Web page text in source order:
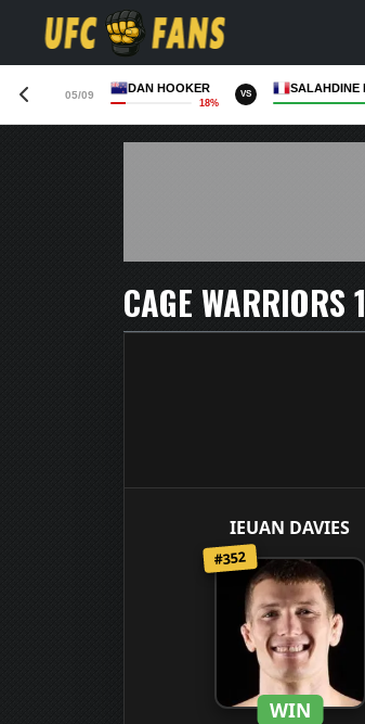
05/09
DAN HOOKER
18%
VS SALAHDINE
CAGE
IEUAN DAVIES
#352
WIN